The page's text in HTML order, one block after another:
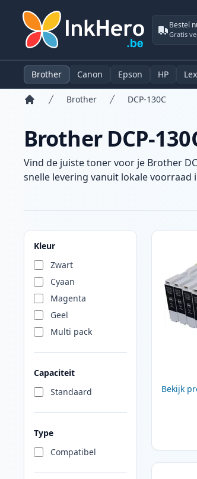
Bestel
Gratis
Brother Canon Epson HP
Brother DCP-130C
Brother DCP-
Vind de juiste toner voor je Brother
snelle levering vanuit lokale voorraad
Kleur
Zwart
Cyaan
Magenta
Geel
Multi pack
Capaciteit
Standaard
Type
Compatibel
Producten
Bekijk